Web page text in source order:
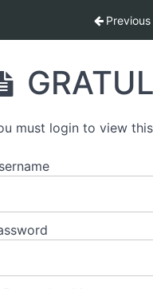
skalę: integracja
must login to view